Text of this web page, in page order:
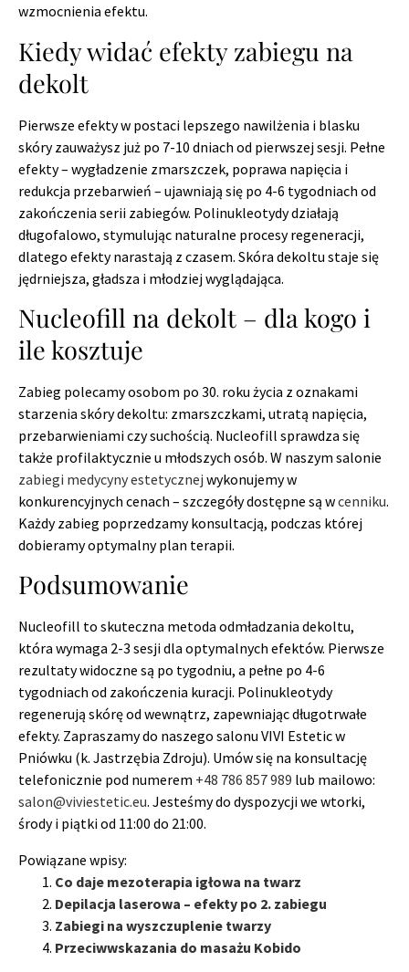
wzmocnienia efektu.
Kiedy widać efekty zabiegu na
dekolt
Pierwsze efekty w postaci lepszego nawilżenia i blasku
skóry zauważysz już po 7-10 dniach od pierwszej sesji. Pełne
efekty – wygładzenie zmarszczek, poprawa napięcia i
redukcja przebarwień – ujawniają się po 4-6 tygodniach od
zakończenia serii zabiegów. Polinukleotydy działają
długofalowo, stymulując naturalne procesy regeneracji,
dlatego efekty narastają z czasem. Skóra dekoltu staje się
jędrniejsza, gładsza i młodziej wyglądająca.
Nucleofill na dekolt – dla kogo i
ile kosztuje
Zabieg polecamy osobom po 30. roku życia z oznakami
starzenia skóry dekoltu: zmarszczkami, utratą napięcia,
przebarwieniami czy suchością. Nucleofill sprawdza się
także profilaktycznie u młodszych osób. W naszym salonie
zabiegi medycyny estetycznej wykonujemy w
konkurencyjnych cenach – szczegóły dostępne są wcenniku.
Każdy zabieg poprzedzamy konsultacją, podczas której
dobieramy optymalny plan terapii.
Podsumowanie
Nucleofill to skuteczna metoda odmładzania dekoltu,
która wymaga 2-3 sesji dla optymalnych efektów. Pierwsze
rezultaty widoczne są po tygodniu, a pełne po 4-6
tygodniach od zakończenia kuracji. Polinukleotydy
regenerują skórę od wewnątrz, zapewniając długotrwałe
efekty. Zapraszamy do naszego salonu VIVI Estetic w
Pniówku (k. Jastrzębia Zdroju). Umów się na konsultację
telefonicznie pod numerem +48 786 857 989 lub mailowo:
salon@viviestetic.eu. Jesteśmy do dyspozycji we wtorki,
środy i piątki od 11:00 do 21:00.
Powiązane wpisy:
Co daje mezoterapia igłowa na twarz
Depilacja laserowa – efekty po 2. zabiegu
Zabiegi na wyszczuplenie twarzy
Przeciwwskazania do masażu Kobido